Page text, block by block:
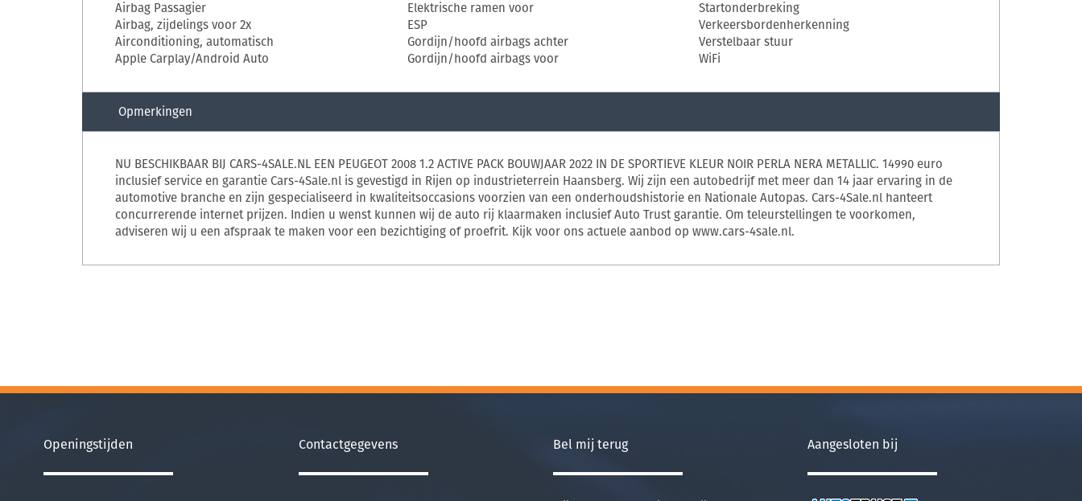
Airbag Passagier
Airbag, zijdelings voor 2x
Airconditioning, automatisch
Apple Carplay/Android Auto
Elektrische ramen voor
ESP
Gordijn/hoofd airbags achter
Gordijn/hoofd airbags voor
Startonderbreking
Verkeersbordenherkenning
Verstelbaar stuur
WiFi
Opmerkingen
NU BESCHIKBAAR BIJ CARS-4SALE.NL EEN PEUGEOT 2008 1.2 ACTIVE PACK BOUWJAAR 2022 IN DE SPORTIEVE KLEUR NOIR PERLA NERA METALLIC. 14990 euro
inclusief service en garantie Cars-4Sale.nl is gevestigd in Rijen op industrieterrein Haansberg. Wij zijn een autobedrijf met meer dan 14 jaar ervaring in de
automotive branche en zijn gespecialiseerd in kwaliteitsoccasions voorzien van een onderhoudshistorie en Nationale Autopas. Cars-4Sale.nl hanteert
concurrerende internet prijzen. Indien u wenst kunnen wij de auto rij klaarmaken inclusief Auto Trust garantie. Om teleurstellingen te voorkomen,
adviseren wij u een afspraak te maken voor een bezichtiging of proefrit. Kijk voor ons actuele aanbod op www.cars-4sale.nl.
Openingstijden Contactgegevens Bel mij terug Aangesloten bij